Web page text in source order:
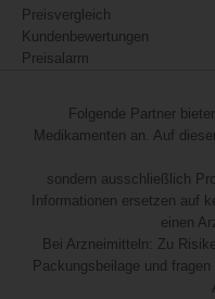
Preisvergleich
Kundenbewertungen
Preisalarm
Folgende Partner
Medikamenten an. Auf
sondern ausschließlich
Informationen ersetzen auf
einen
Bei Arzneimitteln: Zu
Packungsbeilage und